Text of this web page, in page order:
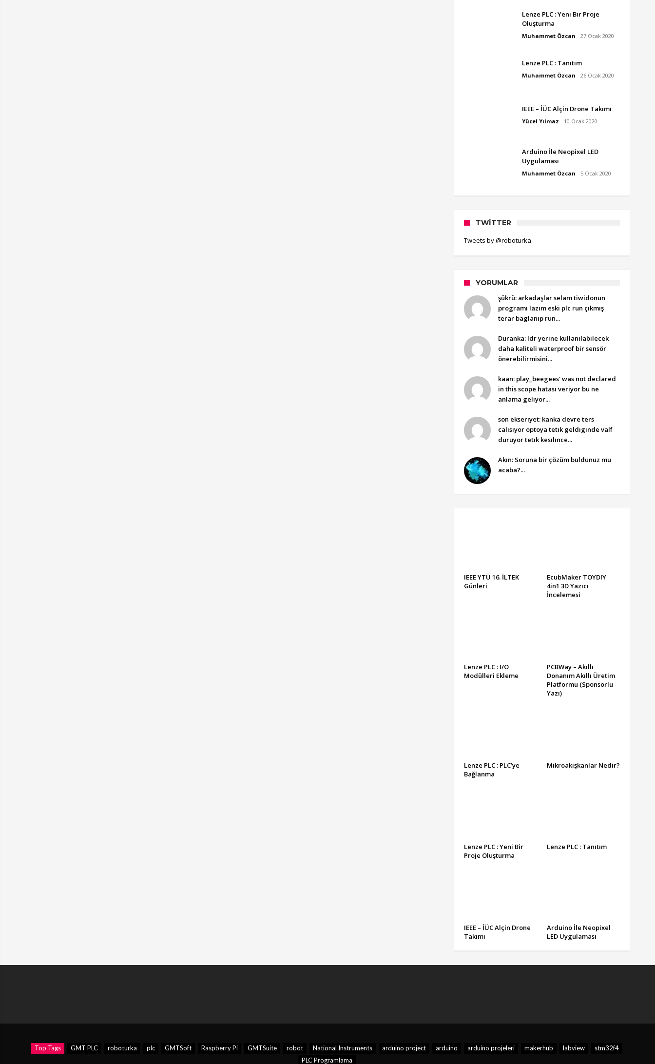
Lenze PLC : Yeni Bir Proje
Oluşturma
Muhammet Özcan 27 Ocak 2020
Lenze PLC : Tanıtım
Muhammet Özcan 26 Ocak 2020
IEEE – İÜC Alçin Drone Takımı
Yücel Yılmaz 10 Ocak 2020
Arduino İle Neopixel LED
Uygulaması
Muhammet Özcan 5 Ocak 2020
TWITTER
Tweets by @roboturka
YORUMLAR
şükrü: arkadaşlar selam tiwidonun
programı lazım eski plc run çıkmış
terar baglanıp run...
Duranka: ldr yerine kullanılabilecek
daha kaliteli waterproof bir sensör
önerebilirmisini...
kaan: play_beegees' was not declared
in this scope hatası veriyor bu ne
anlama geliyor...
son ekserıyet: kanka devre ters
calısıyor optoya tetık geldıgınde valf
duruyor tetık kesılınce...
Akın: Soruna bir çözüm buldunuz mu
acaba?...
IEEE YTÜ 16. İLTEK
Günleri
EcubMaker TOYDIY
4in1 3D Yazıcı
İncelemesi
Lenze PLC : I/O
Modülleri Ekleme
PCBWay – Akıllı
Donanım Akıllı Üretim
Platformu (Sponsorlu
Yazı)
Lenze PLC : PLC’ye
Bağlanma
Mikroakışkanlar Nedir?
Lenze PLC : Yeni Bir
Proje Oluşturma
Lenze PLC : Tanıtım
IEEE – İÜC Alçin Drone
Takımı
Arduino İle Neopixel
LED Uygulaması
Top Tags GMT PLC roboturka plc GMTSoft Raspberry Pi GMTSuite robot National Instruments arduino project arduino arduino projeleri makerhub labview
stm32f4
PLC Programlama